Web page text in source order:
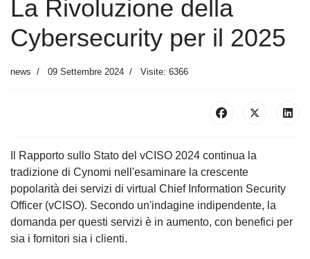
La Rivoluzione della
Cybersecurity per il 2025
news 09 Settembre 2024 Visite: 6366
Il Rapporto sullo Stato del vCISO 2024 continua la
tradizione di Cynomi nell'esaminare la crescente
popolarità dei servizi di virtual Chief Information Security
Officer (vCISO). Secondo un'indagine indipendente, la
domanda per questi servizi è in aumento, con benefici per
sia i fornitori sia i clienti.